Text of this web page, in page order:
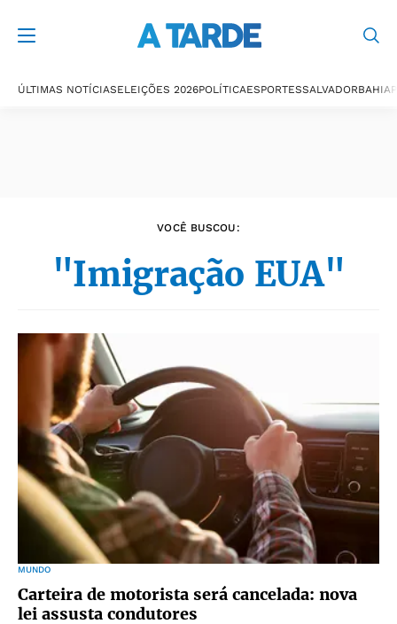
ÚLTIMAS NOTÍCIASELEIÇÕES 2026POLÍTICAESPORTESSALVADORBAHIA
VOCÊ BUSCOU:
"Imigração EUA"
MUNDO
Carteira de motorista será cancelada: nova
lei assusta condutores